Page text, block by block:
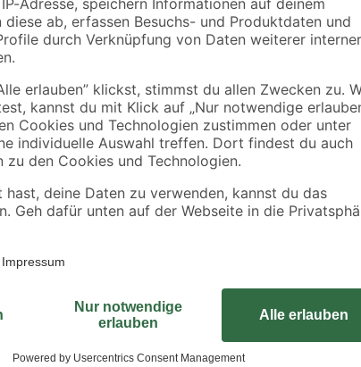
Bei Balkenkonstruktionen dient der
als feste Ausgangsbasis. Befestigen
Werkstück. Nutzen Sie dafür die
einen Balken der entsprechenden
Schrauben oder Nägeln. Aufgrund
vor Korrosion geschützt.